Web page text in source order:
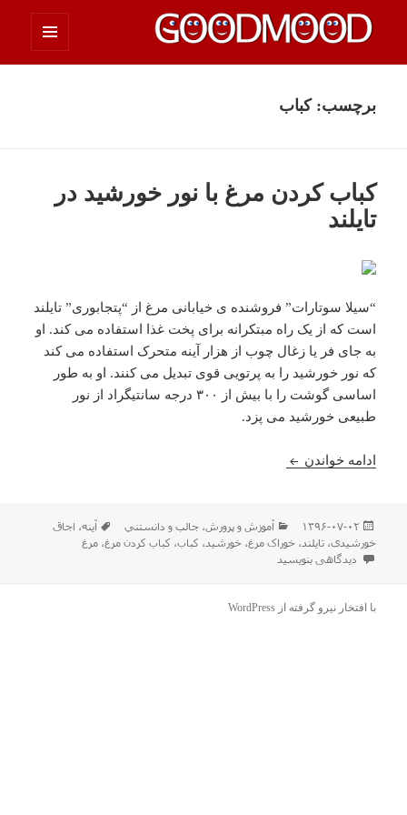
چیزای خووب مووب
برچسب:کباب
کباب کردن مرغ با نور خورشید در
تایلند
“سیلا سوتارات” فروشنده ی خیابانی مرغ از “پتجابوری” تایلند
است که از یک راه مبتکرانه برای پخت غذا استفاده می کند. او
به جای فر یا زغال چوب از هزار آینه متحرک استفاده می کند
که نور خورشید را به پرتویی قوی تبدیل می کنند. او به طور
اساسی گوشت را با بیش از ۳۰۰ درجه سانتیگراد از نور
طبیعی خورشید می پزد.
ادامه خواندن کباب کردن مرغ با نور خورشید در تایلند
ارسال
شده
در
۱۳۹۶-۰۷-۰۲ دسته‌ها
آموزش و پرورش،جالب و دانستني برچسب‌ها
آینه، اجاق
خورشیدی،تایلند،خوراک مرغ،خورشید، کباب، کباب کردن مرغ،مرغ
برای کباب کردن مرغ با نور خورشید در تایلند
دیدگاهی بنویسید
با افتخار نیرو گرفته از WordPress